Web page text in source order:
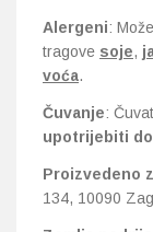
Alergeni:
tragove soje,
voća.
Čuvanje:
upotrijebiti
Proizvedeno
134, 10090